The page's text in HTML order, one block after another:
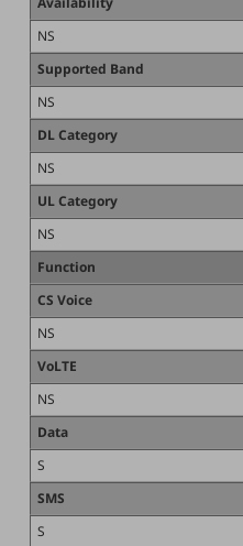
モビリティ
製造・建設業
小売業
キーワードで探す
モバイルTOP
法人向けスマホ・携帯に関する、
おすすめの機種、料金やサービスをご紹介
製品
製品TOP
ビジネス向けスマートフォン
タフネススマートフォン
データ通信製品
ドコモケータイ
5G対応ホームルーター
通信モジュール製品
NS
Supported Band
NS
DL Category
NS
UL Category
NS
Function
CS Voice
NS
VoLTE
NS
Data
S
SMS
S